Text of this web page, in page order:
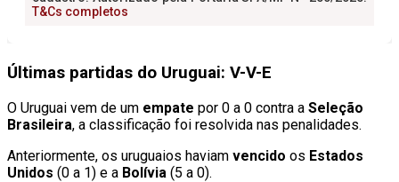
Últimas partidas do Uruguai: V-V-E
O Uruguai vem de um empate por 0 a 0 contra a Seleção
Brasileira, a classificação foi resolvida nas penalidades.
Anteriormente, os uruguaios haviam vencido os Estados
Unidos (0 a 1) e a Bolívia (5 a 0).